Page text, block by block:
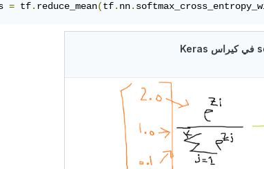
= tf. reduce_mean(tf. nn.